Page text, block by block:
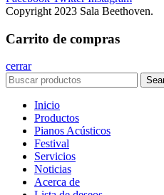
Copyright 2023 Sala Beethoven.
Carrito de compras
cerrar
Inicio
Productos
Pianos Acústicos
Festival
Servicios
Noticias
Acerca de